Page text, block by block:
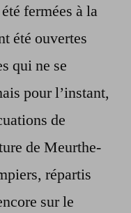
fermées à la
été ouvertes
qui ne se
pour l’instant,
de
de Meurthe-
répartis
sur le